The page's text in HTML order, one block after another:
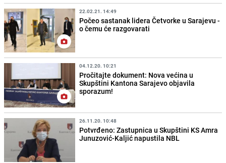
22.02.21. 14:49
Počeo sastanak lidera Četvorke u Sarajevu -
o čemu će razgovarati
04.12.20. 10:21
Pročitajte dokument: Nova većina u
Skupštini Kantona Sarajevo objavila
sporazum!
26.11.20. 10:48
Potvrđeno: Zastupnica u Skupštini KS Amra
Junuzović-Kaljić napustila NBL